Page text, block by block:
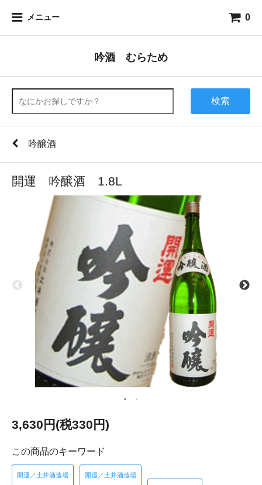
メニュー 0
吟酒 むらため
検索
吟醸酒
開運 吟醸酒 1.8L
3,630円(税330円)
この商品のキーワード
開運／土井酒造場
開運／土井酒造場